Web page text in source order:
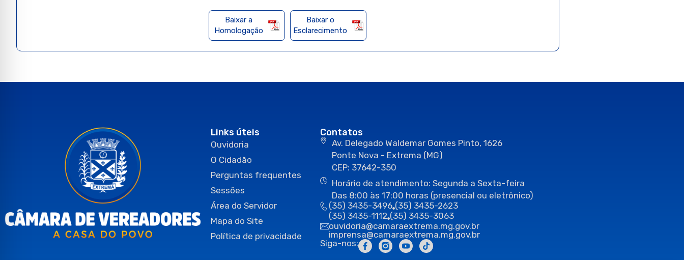
Baixar a
Homologação
Baixar o
Esclarecimento
Links úteis
Ouvidoria
O Cidadão
Perguntas frequentes
Sessões
Área do Servidor
Mapa do Site
Política de privacidade
Contatos
Av. Delegado Waldemar Gomes Pinto, 1626
Ponte Nova - Extrema (MG)
CEP: 37642-350
Horário de atendimento: Segunda a Sexta-feira
Das 8:00 às 17:00 horas (presencial ou eletrônico)
(35) 3435-3496 (35) 3435-2623
(35) 3435-1112 (35) 3435-3063
ouvidoria@camaraextrema.mg.gov.br
imprensa@camaraextrema.mg.gov.br
Siga-nos: